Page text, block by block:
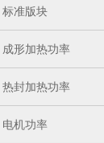
标准版块
成形加热功率
热封加热功率
电机功率